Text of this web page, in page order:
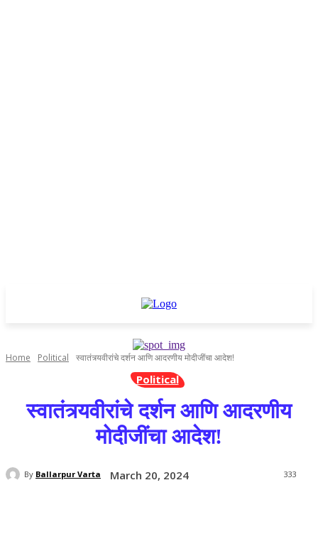
Home Political स्वातंत्र्यवीरांचे दर्शन आणि आदरणीय मोदीजींचा आदेश!
Political
स्वातंत्र्यवीरांचे दर्शन आणि आदरणीय
मोदीजींचा आदेश!
By Ballarpur Varta March 20, 2024 333